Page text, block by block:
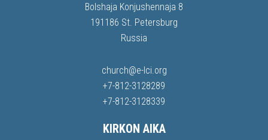
Bolshaja Konjushennaja 8
191186 St. Petersburg
Russia
church@e-lci.org
+7-812-3128289
+7-812-3128339
KIRKON AIKA